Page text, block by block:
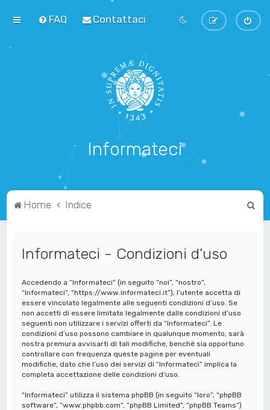
FAQ Contattaci
Informateci
Home Indice
Informateci - Condizioni d’uso
Accedendo a “Informateci” (in seguito “noi”, “nostro”,
“Informateci”, “https://www.informateci.it”), l’utente accetta di
essere vincolato legalmente alle seguenti condizioni d’uso. Se
non accetti di essere limitato legalmente dalle condizioni d’uso
seguenti non utilizzare i servizi offerti da “Informateci”. Le
condizioni d’uso possono cambiare in qualunque momento, sarà
nostra premura avvisarti di tali modifiche, benché sia opportuno
controllare con frequenza queste pagine per eventuali
modifiche, dato che l’uso dei servizi di “Informateci” implica la
completa accettazione delle condizioni d’uso.
“Informateci” utilizza il sistema phpBB (in seguito “loro”, “phpBB
software”, “www.phpbb.com”, “phpBB Limited”, “phpBB Teams”)